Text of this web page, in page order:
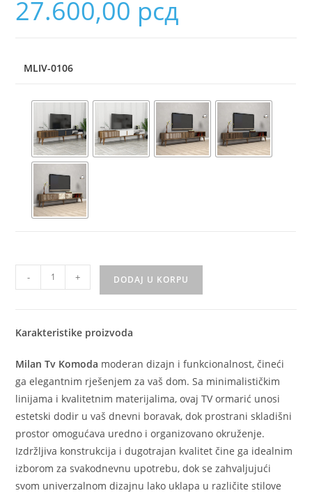
27.600,00 рсд
MLIV-0106
- + DODAJ U KORPU
Karakteristike proizvoda
Milan Tv Komoda moderan dizajn i funkcionalnost, čineći
ga elegantnim rješenjem za vaš dom. Sa minimalističkim
linijama i kvalitetnim materijalima, ovaj TV ormarić unosi
estetski dodir u vaš dnevni boravak, dok prostrani skladišni
prostor omogućava uredno i organizovano okruženje.
Izdržljiva konstrukcija i dugotrajan kvalitet čine ga idealnim
izborom za svakodnevnu upotrebu, dok se zahvaljujući
svom univerzalnom dizajnu lako uklapa u različite stilove